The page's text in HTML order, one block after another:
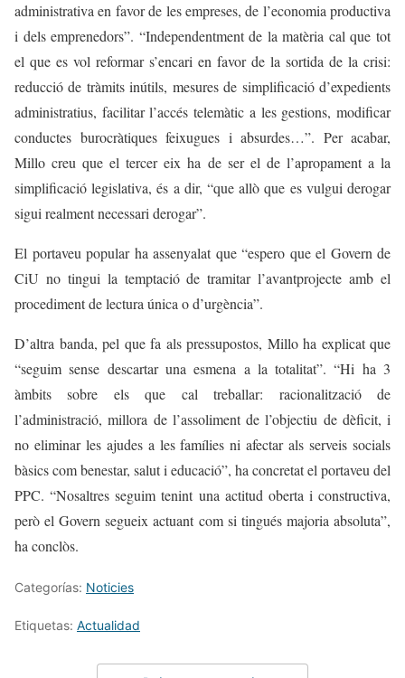
administrativa en favor de les empreses, de l’economia productiva
i dels emprenedors”. “Independentment de la matèria cal que tot
el que es vol reformar s’encari en favor de la sortida de la crisi:
reducció de tràmits inútils, mesures de simplificació d’expedients
administratius, facilitar l’accés telemàtic a les gestions, modificar
conductes burocràtiques feixugues i absurdes…”. Per acabar,
Millo creu que el tercer eix ha de ser el de l’apropament a la
simplificació legislativa, és a dir, “que allò que es vulgui derogar
sigui realment necessari derogar”.
El portaveu popular ha assenyalat que “espero que el Govern de
CiU no tingui la temptació de tramitar l’avantprojecte amb el
procediment de lectura única o d’urgència”.
D’altra banda, pel que fa als pressupostos, Millo ha explicat que
“seguim sense descartar una esmena a la totalitat”. “Hi ha 3
àmbits sobre els que cal treballar: racionalització de
l’administració, millora de l’assoliment de l’objectiu de dèficit, i
no eliminar les ajudes a les famílies ni afectar als serveis socials
bàsics com benestar, salut i educació”, ha concretat el portaveu del
PPC. “Nosaltres seguim tenint una actitud oberta i constructiva,
però el Govern segueix actuant com si tingués majoria absoluta”,
ha conclòs.
Categorías: Noticies
Etiquetas: Actualidad